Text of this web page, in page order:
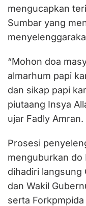
mengucapkan
Sumbar yang
“Mohon doa
almarhum papi
dan sikap papi
piutaang Insya
ujar Fadly Amran.
Prosesi
menguburkan do
dihadiri langsung
dan Wakil
serta